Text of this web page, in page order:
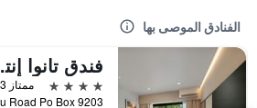
الفنادق الموصى بها
4 نجوم
ممتاز 8.3